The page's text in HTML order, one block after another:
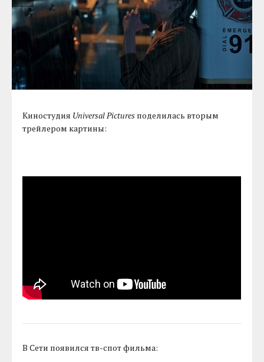
Киностудия Universal Pictures поделилась вторым
трейлером картины:
В Сети появился тв-спот фильма: